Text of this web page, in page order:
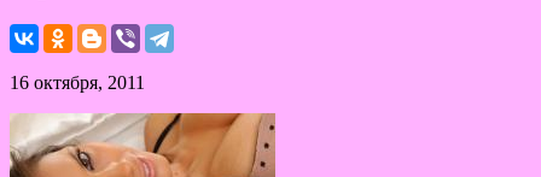
16 октября, 2011